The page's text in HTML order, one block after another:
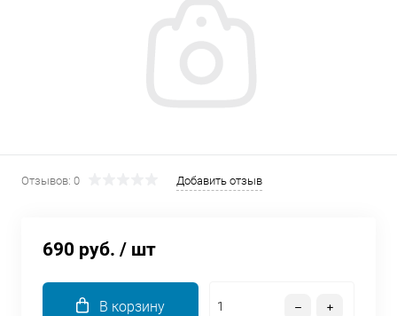
Отзывов: 0 Добавить отзыв
690 руб. / шт
В корзину
выбранный способом
списываться
по25 %каждые 2 недели